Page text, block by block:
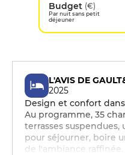
Budget (€)
Par nuit sans petit
déjeuner
L'AVIS DE
2025
Design et confort
Au programme, 35
terrasses suspendues,
pour séjourner, boire
de l'ambiance raffinée.